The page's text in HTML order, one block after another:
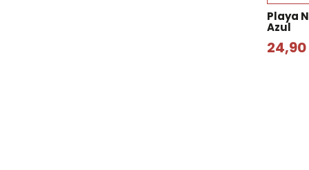
Playa
Azul